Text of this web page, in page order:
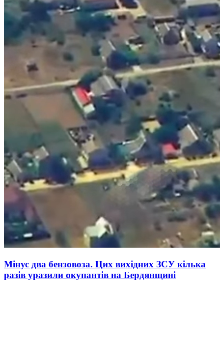
Мінус два бензовоза. Цих вихідних ЗСУ кілька
разів уразили окупантів на Бердянщині